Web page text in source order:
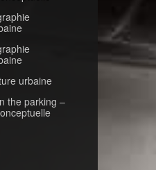
urbaine
the parking –